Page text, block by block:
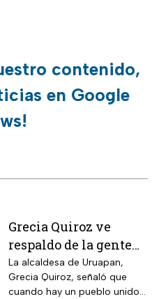
contenido,
en Google
Grecia Quiroz ve
respaldo de la gente
rumbo a las
elecciones 2027
La alcaldesa de Uruapan,
Grecia Quiroz, señaló que
cuando hay un pueblo unido